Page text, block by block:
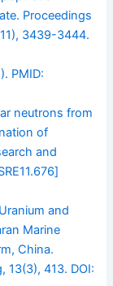
Proceedings
3439-3444.
PMID:
neutrons from
of
and
and
Marine
China.
13(3), 413. DOI: